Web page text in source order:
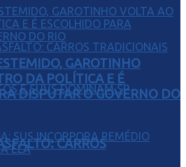
CARROS
GAROTINHO
DA POLÍTICA E É
DISPUTAR O GOVERNO DO